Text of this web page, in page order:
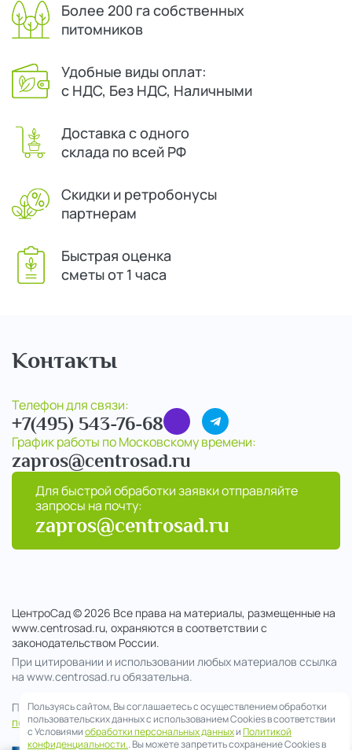
Более 200 га собственных
питомников
Удобные виды оплат:
с НДС, Без НДС, Наличными
Доставка с одного
склада по всей РФ
Скидки и ретробонусы
партнерам
Быстрая оценка
сметы от 1 часа
Контакты
Телефон для связи:
+7(495) 543-76-68
График работы по Московскому времени:
zapros@centrosad.ru
Для быстрой обработки заявки отправляйте
запросы на почту:
zapros@centrosad.ru
ЦентроСад © 2026 Все права на материалы, размещенные на
www.centrosad.ru, охраняются в соответствии с
законодательством России.
При цитировании и использовании любых материалов ссылка
на www.centrosad.ru обязательна.
Продолжая посещение сайта , вы соглашаетесь на обработку
персональных данных
Пользуясь сайтом, Вы соглашаетесь с осуществлением обработки
пользовательских данных с использованием Cookies в соответствии
с Условиямиобработки персональных данныхиПолитикой
конфиденциальности.. Вы можете запретить сохранение Cookies в